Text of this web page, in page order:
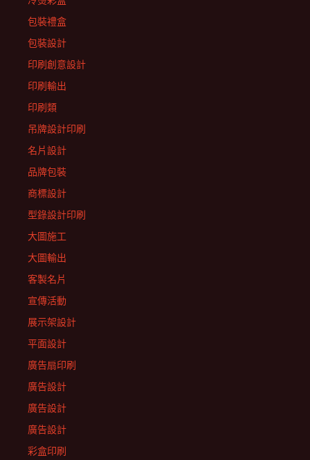
包裝禮盒
包裝設計
印刷創意設計
印刷輸出
印刷類
吊牌設計印刷
名片設計
品牌包裝
商標設計
型錄設計印刷
大圖施工
大圖輸出
客製名片
宣傳活動
展示架設計
平面設計
廣告扇印刷
廣告設計
廣告設計
廣告設計
彩盒印刷